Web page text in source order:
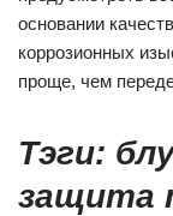
основании
коррозионных
проще, чем
Тэги:
защита